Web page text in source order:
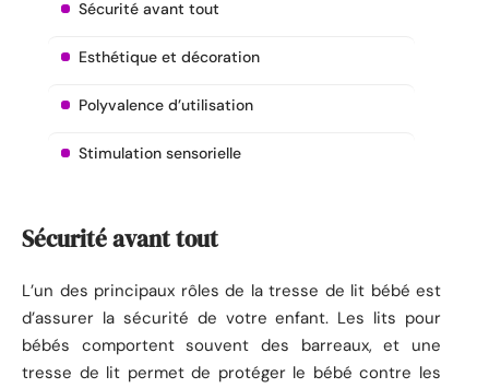
Sécurité avant tout
Esthétique et décoration
Polyvalence d’utilisation
Stimulation sensorielle
Sécurité avant tout
L’un des principaux rôles de la tresse de lit bébé est
d’assurer la sécurité de votre enfant. Les lits pour
bébés comportent souvent des barreaux, et une
tresse de lit permet de protéger le bébé contre les